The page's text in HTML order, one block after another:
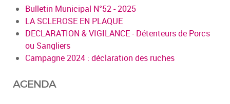
Bulletin Municipal N°52 - 2025
LA SCLEROSE EN PLAQUE
DECLARATION & VIGILANCE - Détenteurs de Porcs
ou Sangliers
Campagne 2024 : déclaration des ruches
AGENDA